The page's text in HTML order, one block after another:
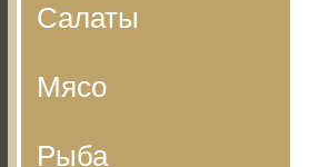
Салаты
Мясо
Рыба